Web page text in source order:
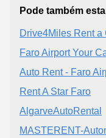
Pode também
Drive4Miles Rent a
Faro Airport Your
Auto Rent - Faro
Rent A Star Faro
AlgarveAutoRental
MASTERENT-